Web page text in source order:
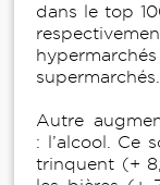
dans le top
supermarchés.
Autre
: l’alcool. Ce
trinquent (+